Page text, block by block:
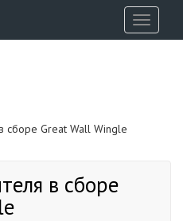
Toggle
в сборе